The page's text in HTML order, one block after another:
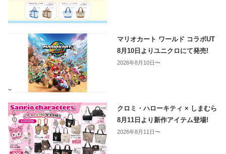
マリオカート ワールド コラボUT
8月10日よりユニクロにて発売!
2026年8月10日〜
クロミ・ハローキティ × しまむら
8月11日より新作アイテム登場!
2026年8月11日〜